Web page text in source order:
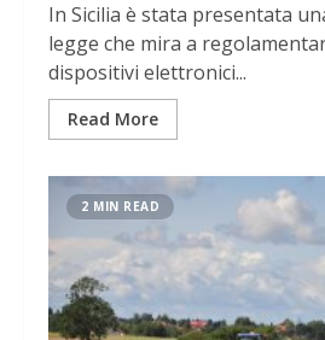
In Sicilia è stata presentata
legge che mira a
dispositivi elettronici...
Read More
2 MIN READ